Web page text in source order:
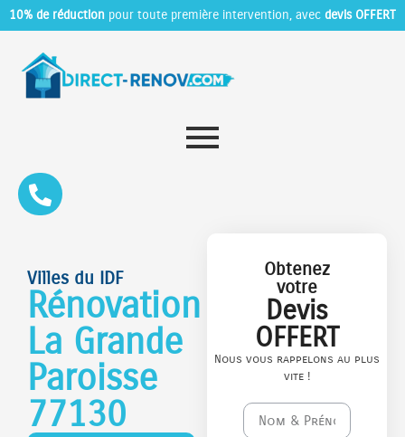
10% de réduction pour toute première intervention, avec devis OFFERT
Villes du IDF
Rénovation
La Grande
Paroisse
77130
Obtenez
votre
Devis
OFFERT
Nous vous rappelons au plus
vite !